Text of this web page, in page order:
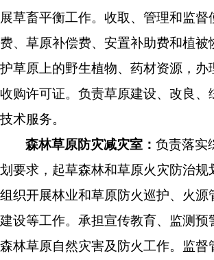
展草畜平衡工作。 收取、管理和监督
费、 草原补偿费、安置补助费和植被
护草原上的野生植物、药材资源，办
收购许可证。 负责草原建设、改良、
技术服务。
森林草原防灾减灾室：负责落实
划要求， 起草森林和草原火灾防治规
组织开展林业和草原防火巡护、火源
建设等工作。承担宣传教育、监测预
森林草原自然灾害及 防火工作。监督